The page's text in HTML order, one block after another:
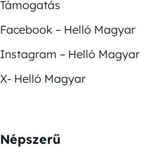
Támogatás
Facebook – Helló Magyar
Instagram – Helló Magyar
X- Helló Magyar
Népszerű